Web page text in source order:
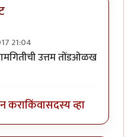
21:04
उत्तम तोंडओळख
कराकिंवासदस्य व्हा